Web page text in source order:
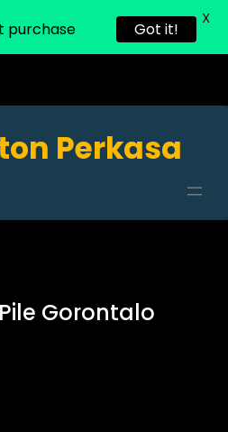
Perkasa
Gorontalo
purchase Got it!
X